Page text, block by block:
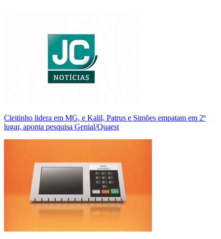
Cleitinho lidera em MG, e Kalil, Patrus e Simões empatam em 2º
lugar, aponta pesquisa Genial/Quaest